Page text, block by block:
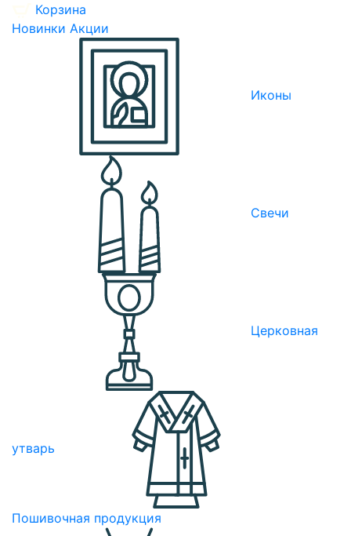
Корзина
Новинки Акции
Иконы
Свечи
Церковная
утварь
Пошивочная продукция